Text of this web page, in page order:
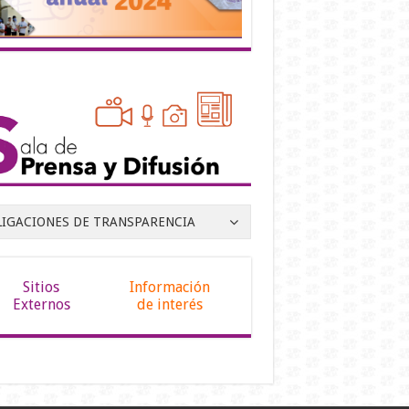
DE TRANSPARENCIA
Sitios
Externos
Información
de interés